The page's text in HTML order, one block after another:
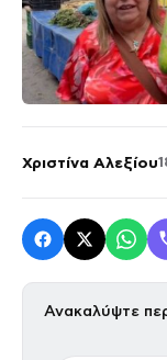
Χριστίνα Αλεξίου
Ανακαλύψτε